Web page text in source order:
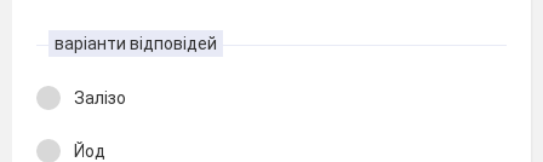
варіанти відповідей
Залізо
Йод